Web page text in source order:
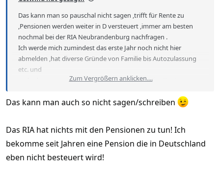
Das kann man so pauschal nicht sagen ,trifft für Rente zu
,Pensionen werden weiter in D versteuert ,immer am besten
nochmal bei der RIA Neubrandenburg nachfragen .
Ich werde mich zumindest das erste Jahr noch nicht hier
abmelden ,hat diverse Gründe von Familie bis Autozulassung
etc. und
mal sehen was passiert . Geld cash und über Mias Konto .
Zum Vergrößern anklicken....
Das kann man auch so nicht sagen/schreiben
Das RIA hat nichts mit den Pensionen zu tun! Ich
bekomme seit Jahren eine Pension die in Deutschland
eben nicht besteuert wird!